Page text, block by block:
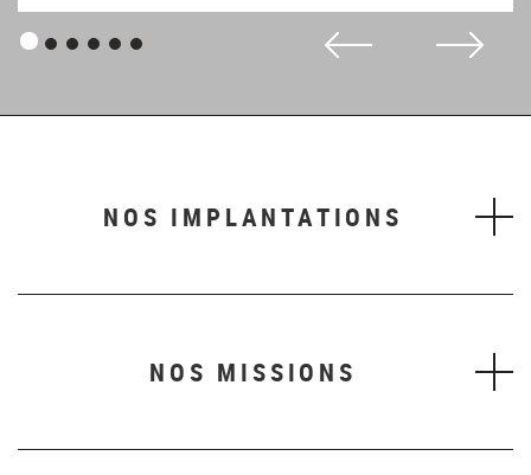
Panneau
Panneau
Panneau
Panneau
Panneau
Panneau
NOS IMPLANTATIONS
NOS MISSIONS